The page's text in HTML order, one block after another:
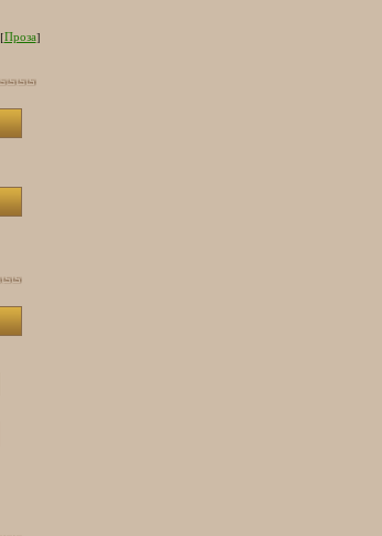
[Проза]